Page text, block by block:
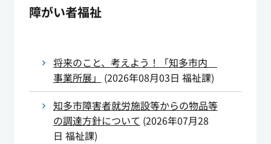
障がい者福祉
将来のこと、考えよう！「知多市内
事業所展」
(2026年08月03日 福祉課)
知多市障害者就労施設等からの物品等
の調達方針について (2026年07月28
日 福祉課)